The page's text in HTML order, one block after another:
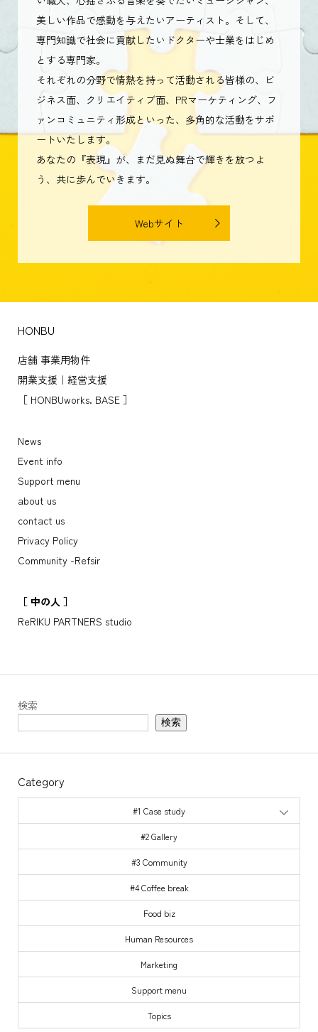
い職人、心揺さぶる音楽を奏でたいミュージシャン、
美しい作品で感動を与えたいアーティスト。そして、
専門知識で社会に貢献したいドクターや士業をはじめ
とする専門家。
それぞれの分野で情熱を持って活動される皆様の、ビ
ジネス面、クリエイティブ面、PRマーケティング、フ
ァンコミュニティ形成といった、多角的な活動をサポ
ートいたします。
あなたの『表現』が、まだ見ぬ舞台で輝きを放つよ
う、共に歩んでいきます。
Webサイト
HONBU
店舗 事業用物件
開業支援｜経営支援
［ HONBUworks. BASE ］
News
Event info
Support menu
about us
contact us
Privacy Policy
Community -Refsir
［ 中の人 ］
ReRIKU PARTNERS studio
検索
検索
Category
#1 Case study
#2 Gallery
#3 Community
Marketing
Support menu
Topics